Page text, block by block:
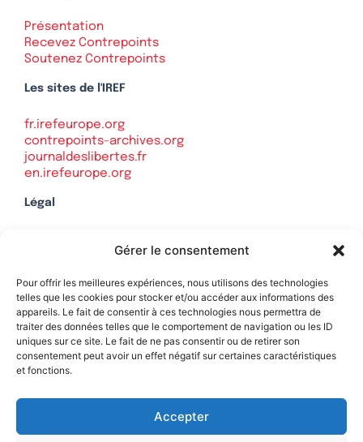
Gérer le consentement
Pour offrir les meilleures expériences, nous utilisons des technologies
telles que les cookies pour stocker et/ou accéder aux informations des
appareils. Le fait de consentir à ces technologies nous permettra de
traiter des données telles que le comportement de navigation ou les ID
uniques sur ce site. Le fait de ne pas consentir ou de retirer son
consentement peut avoir un effet négatif sur certaines caractéristiques
et fonctions.
Accepter
Présentation
Recevez Contrepoints
Soutenez Contrepoints
Les sites de l'IREF
fr.irefeurope.org
contrepoints-archives.org
journaldeslibertes.fr
en.irefeurope.org
Légal
Politique de confidentialité
Contact
Soutenez Contrepoints